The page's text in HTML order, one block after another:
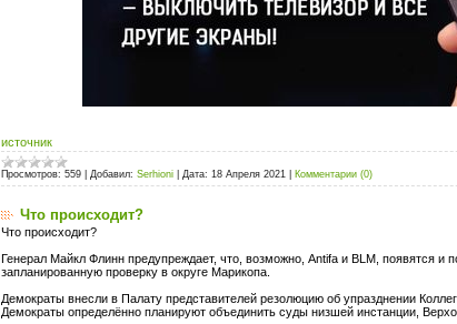
источник
Просмотров: 559 Добавил: Serhioni Дата: 18 Апреля 2021 Комментарии (0)
Что происходит?
Что происходит?
Генерал Майкл Флинн предупреждает, что, возможно, Аntifa и BLM, появятся и
запланированную проверку в округе Марикопа.
Демократы внесли в Палату представителей резолюцию об упразднении
Демократы определённо планируют объединить суды низшей инстанции,